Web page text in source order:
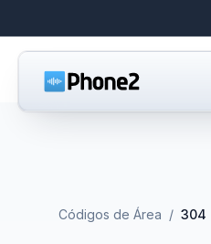
Identificador de
Códigos de Área / 304